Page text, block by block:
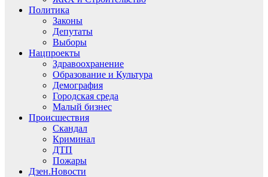
Политика
Законы
Депутаты
Выборы
Нацпроекты
Здравоохранение
Образование и Культура
Демография
Городская среда
Малый бизнес
Происшествия
Скандал
Криминал
ДТП
Пожары
Дзен.Новости